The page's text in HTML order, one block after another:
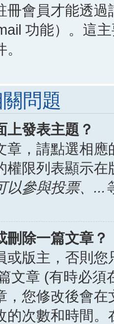
冊會員才能透
功能）。這
問題
上發表主題？
章，請點選相
權限列表顯示
以參與投票、...
刪除一篇文章？
或版主，否則
文章 (有時必須
，您修改後會
的次數和時間